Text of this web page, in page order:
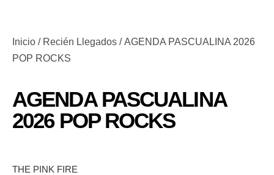
Inicio / Recién Llegados / AGENDA PASCUALINA 2026
POP ROCKS
AGENDA PASCUALINA
2026 POP ROCKS
THE PINK FIRE